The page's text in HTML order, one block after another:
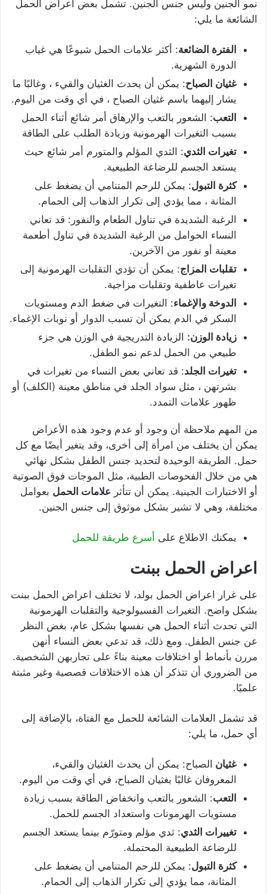
نمو الجنين وليس جنس الجنين. تشمل بعض اعراض الحمل
الشائعة ما يلي:
الفترة الضائعة: أكثر علامات الحمل شيوعًا هي غياب
الدورة الشهرية.
غثيان الصباح: يمكن أن يحدث الغثيان والقيء ، وغالبًا ما
يشار إليهما باسم غثيان الصباح ، في أي وقت من اليوم.
التعب: الشعور بالتعب والإرهاق أمر شائع أثناء الحمل
بسبب التغيرات الهرمونية وزيادة الطلب على الطاقة
تغيرات الثدي: الثدي المؤلم والمتورم أمر شائع حيث
يستعد الجسم للرضاعة الطبيعية.
كثرة التبول: يمكن للرحم المتنامي أن يضغط على
المثانة ، مما يؤدي إلى تكرار الذهاب إلى الحمام.
الرغبة الشديدة في تناول الطعام والنفور: قد تعاني
النساء الحوامل من الرغبة الشديدة في تناول أطعمة
معينة أو نفور من الآخرين.
تقلبات المزاج: يمكن أن تؤدي التقلبات الهرمونية إلى
تغيرات عاطفية وتقلبات مزاجية.
الدوخة والإغماء: التغيرات في ضغط الدم ومستويات
السكر في الدم يمكن أن تسبب الدوار أو نوبات الإغماء.
زيادة الوزن: الزيادة التدريجية في الوزن هي جزء
طبيعي من الحمل لدعم نمو الطفل.
تغيرات الجلد: قد تعاني بعض النساء من تغيرات في
بشرتهن ، مثل سواد الجلد في مناطق معينة (الكلف) أو
ظهور علامات التمدد.
من المهم ملاحظة أن وجود أو عدم وجود هذه الأعراض
يمكن أن يختلف من امرأة إلى أخرى، وقد يتغير أيضًا مع كل
حمل. الطريقة الوحيدة لتحديد جنس الطفل بشكل نهائي
هي من خلال الفحوصات الطبية، مثل الموجات فوق الصوتية
أو الاختبارات الجينية. يمكن أن تتأثر علامات الحمل بعوامل
مختلفة، وهي لا تشير بشكل موثوق إلى جنس الجنين.
يمكنك الاطلاع على أسرع طريقة للحمل
اعراض الحمل ببنت
على غرار اعراض الحمل بولد، لا تختلف اعراض الحمل ببنت
بشكل واضح. التغيرات الفسيولوجية والتقلبات الهرمونية
التي تحدث أثناء الحمل هي نفسها بشكل عام، بغض النظر
عن جنس الطفل. ومع ذلك، قد تدعي بعض النساء أنهن
مررن بأنماط أو اختلافات معينة بناءً على تجاربهن الشخصية.
من الضروري أن تتذكر أن هذه الاختلافات قصصية وغير مثبتة
علميًا.
قد تشمل العلامات الشائعة للحمل مع الفتاة، بالإضافة إلى
أي حمل، ما يلي:
غثيان الصباح: يمكن أن يحدث الغثيان والقيء،
المعروفان غالبًا بغثيان الصباح، في أي وقت من اليوم.
التعب: الشعور بالتعب وانخفاض الطاقة بسبب زيادة
مستويات الهرمونات واستعداد الجسم للحمل.
تغييرات الثدي: ثدي مؤلم ومتورّم بينما يستعد الجسم
للرضاعة الطبيعية المحتملة.
كثرة التبول: يمكن للرحم المتنامي أن يضغط على
المثانة، مما يؤدي إلى تكرار الذهاب إلى الحمام.